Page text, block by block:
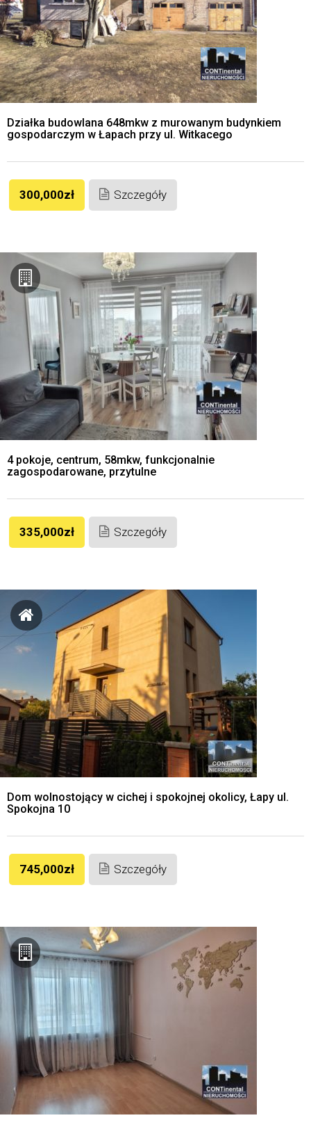
Działka budowlana 648mkw z murowanym budynkiem
gospodarczym w Łapach przy ul. Witkacego
300,000zł Szczegóły
4 pokoje, centrum, 58mkw, funkcjonalnie
zagospodarowane, przytulne
335,000zł Szczegóły
Dom wolnostojący w cichej i spokojnej okolicy, Łapy ul.
Spokojna 10
745,000zł Szczegóły